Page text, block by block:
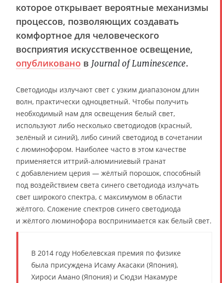
которое открывает вероятные механизмы
процессов, позволяющих создавать
комфортное для человеческого
восприятия искусственное освещение,
опубликовано в Journal of Luminescence.
Светодиоды излучают свет с узким диапазоном длин
волн, практически одноцветный. Чтобы получить
необходимый нам для освещения белый свет,
используют либо несколько светодиодов (красный,
зелёный и синий), либо синий светодиод в сочетании
с люминофором. Наиболее часто в этом качестве
применяется иттрий-алюминиевый гранат
с добавлением церия — жёлтый порошок, способный
под воздействием света синего светодиода излучать
свет широкого спектра, с максимумом в области
жёлтого. Сложение спектров синего светодиода
и жёлтого люминофора воспринимается как белый свет.
В 2014 году Нобелевская премия по физике
была присуждена Исаму Акасаки (Япония),
Хироси Амано (Япония) и Сюдзи Накамуре